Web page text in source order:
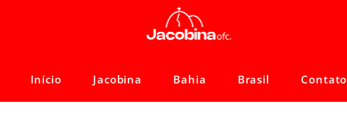
Início Jacobina Bahia Brasil Contato